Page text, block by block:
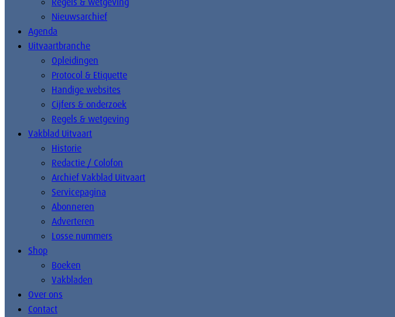
Nieuwsarchief
Agenda
Uitvaartbranche
Opleidingen
Protocol & Etiquette
Handige websites
Cijfers & onderzoek
Regels & wetgeving
Vakblad Uitvaart
Historie
Redactie / Colofon
Archief Vakblad Uitvaart
Servicepagina
Abonneren
Adverteren
Losse nummers
Shop
Boeken
Vakbladen
Over ons
Contact